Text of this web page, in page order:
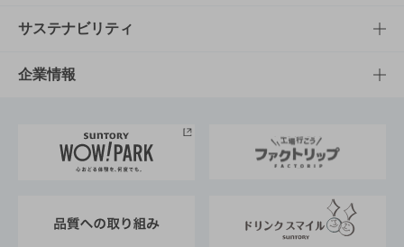
商品発売情報
栄養成分一覧
キャンペーン
工場見学
地域情報
文化・スポーツTOP
サントリーホール
サントリーサンバーズ大阪
サステナビリティ
サステナビリティTOP
サントリーが考えるサステナビリティ経営
企業情報
企業概要